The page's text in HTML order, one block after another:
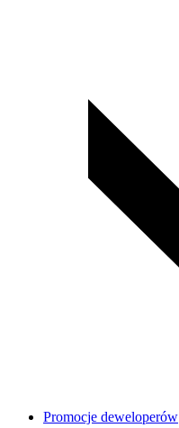
Promocje deweloperów